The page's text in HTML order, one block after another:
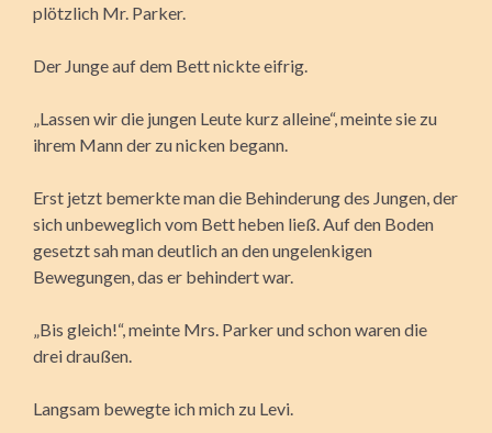
plötzlich Mr. Parker.
Der Junge auf dem Bett nickte eifrig.
„Lassen wir die jungen Leute kurz alleine“, meinte sie zu
ihrem Mann der zu nicken begann.
Erst jetzt bemerkte man die Behinderung des Jungen, der
sich unbeweglich vom Bett heben ließ. Auf den Boden
gesetzt sah man deutlich an den ungelenkigen
Bewegungen, das er behindert war.
„Bis gleich!“, meinte Mrs. Parker und schon waren die
drei draußen.
Langsam bewegte ich mich zu Levi.